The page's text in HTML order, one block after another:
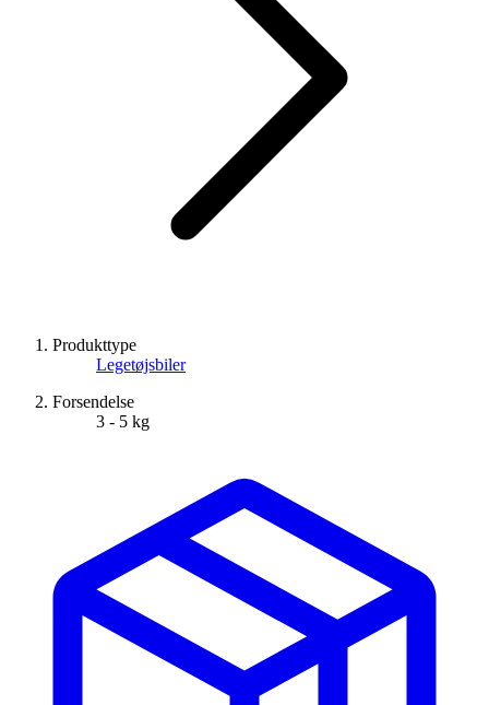
Produkttype
Legetøjsbiler
Forsendelse
3 - 5 kg